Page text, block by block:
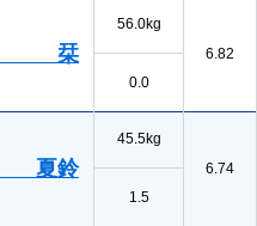
栞
56.0kg
6.82
0.0
夏鈴
45.5kg
6.74
1.5